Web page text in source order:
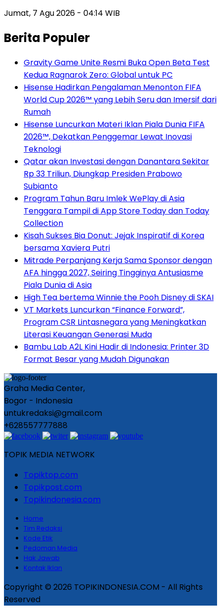
Jumat, 7 Agu 2026 - 04:14 WIB
Berita Populer
Gravity Game Unite Resmi Buka Open Beta Test
Kedua Ragnarok Zero: Global untuk PC
Hisense Hadirkan Pengalaman Menonton FIFA
World Cup 2026™ yang Lebih Seru dan Imersif dari
Rumah
Hisense Luncurkan Materi Iklan Piala Dunia FIFA
2026™, Dekatkan Penggemar Lewat Inovasi
Teknologi
Qatar akan Investasi dengan Danantara Sekitar
Rp 33 Triliun, Diungkap Presiden Prabowo
Subianto
Program Tahun Baru Imlek WePlay di Asia
Tenggara Tampil di App Store Today dan Today
Collection
Kisah Sukses Bia Donut: Jejak Inspiratif di Korea
bersama Xaviera Putri
Mitrade Perpanjang Kerja Sama Sponsor dengan
AFA hingga 2027, Seiring Tingginya Antusiasme
Piala Dunia di Asia
High Tea bertema Winnie the Pooh Disney di SKAI
VT Markets Luncurkan “Finance Forward”,
Program CSR Lintasnegara yang Meningkatkan
Literasi Keuangan Generasi Muda
Bambu Lab A2L Kini Hadir di Indonesia: Printer 3D
Format Besar yang Mudah Digunakan
Graha Media Center,
Bogor - Indonesia
untukredaksi@gmail.com
+628557777888
TOPIK MEDIA NETWORK
Topiktop.com
Topikpost.com
Topikindonesia.com
Home
Tim Redaksi
Kode Etik
Pedoman Media
Hak Jawab
Kontak Iklan
Copyright © 2026 TOPIKINDONESIA.COM - All Rights
Reserved